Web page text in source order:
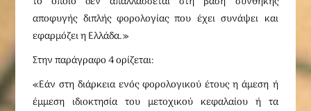
αποφυγής διπλής φορολογίας που έχει συνάψει και
εφαρμόζει η Ελλάδα.»
Στην παράγραφο 4 ορίζεται:
«Εάν στη διάρκεια ενός φορολογικού έτους η άμεση ή
έμμεση ιδιοκτησία του μετοχικού κεφαλαίου ή τα